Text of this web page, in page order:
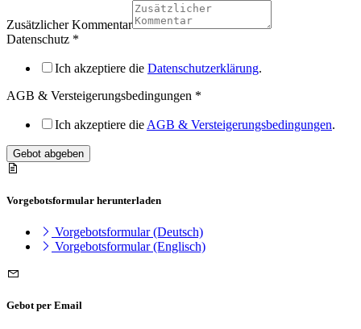
Zusätzlicher Kommentar
Datenschutz *
Ich akzeptiere die Datenschutzerklärung.
AGB & Versteigerungsbedingungen *
Ich akzeptiere die AGB & Versteigerungsbedingungen.
Gebot abgeben
Vorgebotsformular herunterladen
Vorgebotsformular (Deutsch)
Vorgebotsformular (Englisch)
Gebot per Email